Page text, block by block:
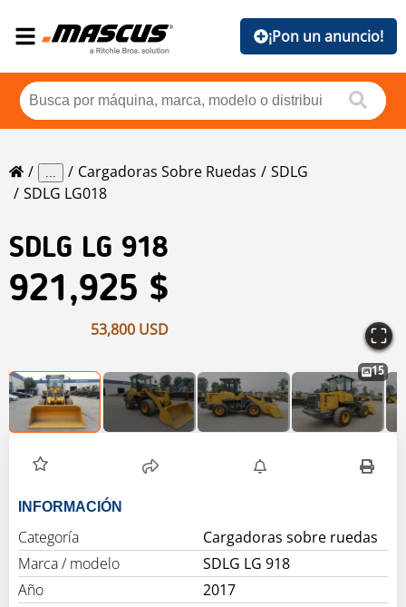
¡Pon un anuncio!
... Cargadoras Sobre Ruedas
SDLG
SDLG LG018
SDLG LG 918
921,925 $
53,800 USD
15
INFORMACIÓN
Categoría
Cargadoras sobre ruedas
Marca / modelo
SDLG LG 918
Año
2017